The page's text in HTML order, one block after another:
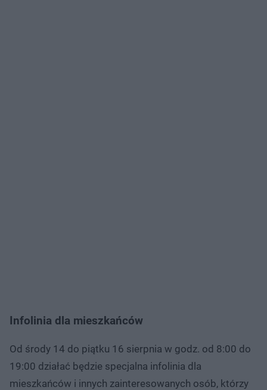
Infolinia dla mieszkańców
Od środy 14 do piątku 16 sierpnia w godz. od 8:00 do
19:00 działać będzie specjalna infolinia dla
mieszkańców i innych zainteresowanych osób, którzy